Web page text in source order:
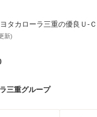
タカローラ三重の優良Ｕ-Ｃ
新)
三重グループ